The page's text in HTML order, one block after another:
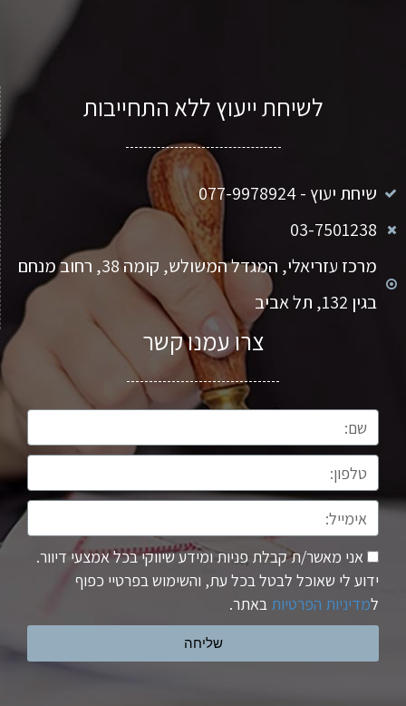
לשיחת ייעוץ ללא התחייבות
שיחת יעוץ - 077-9978924
03-7501238
מרכז עזריאלי, המגדל המשולש, קומה 38, רחוב מנחם
בגין 132, תל אביב
צרו עמנו קשר
אני מאשר/ת קבלת פניות ומידע שיווקי בכל אמצעי דיוור.
ידוע לי שאוכל לבטל בכל עת, והשימוש בפרטיי כפוף
למדיניות הפרטיות באתר.
שליחה